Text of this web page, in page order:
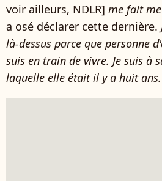
voir ailleurs, NDLR] me fait
a osé déclarer cette dernière.
là-dessus parce que personne
suis en train de vivre. Je suis à
laquelle elle était il y a huit ans.